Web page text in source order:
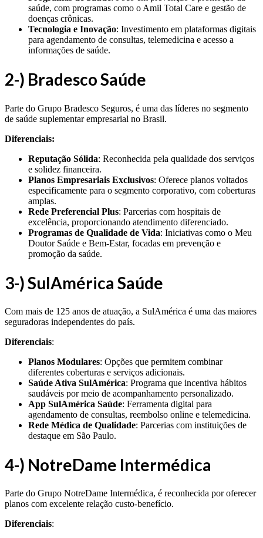
saúde, com programas como o Amil Total Care e gestão de
doenças crônicas.
Tecnologia e Inovação: Investimento em plataformas digitais
para agendamento de consultas, telemedicina e acesso a
informações de saúde.
2-) Bradesco Saúde
Parte do Grupo Bradesco Seguros, é uma das líderes no segmento
de saúde suplementar empresarial no Brasil.
Diferenciais:
Reputação Sólida: Reconhecida pela qualidade dos serviços
e solidez financeira.
Planos Empresariais Exclusivos: Oferece planos voltados
especificamente para o segmento corporativo, com coberturas
amplas.
Rede Preferencial Plus: Parcerias com hospitais de
excelência, proporcionando atendimento diferenciado.
Programas de Qualidade de Vida: Iniciativas como o Meu
Doutor Saúde e Bem-Estar, focadas em prevenção e
promoção da saúde.
3-) SulAmérica Saúde
Com mais de 125 anos de atuação, a SulAmérica é uma das maiores
seguradoras independentes do país.
Diferenciais:
Planos Modulares: Opções que permitem combinar
diferentes coberturas e serviços adicionais.
Saúde Ativa SulAmérica: Programa que incentiva hábitos
saudáveis por meio de acompanhamento personalizado.
App SulAmérica Saúde: Ferramenta digital para
agendamento de consultas, reembolso online e telemedicina.
Rede Médica de Qualidade: Parcerias com instituições de
destaque em São Paulo.
4-) NotreDame Intermédica
Parte do Grupo NotreDame Intermédica, é reconhecida por oferecer
planos com excelente relação custo-benefício.
Diferenciais: